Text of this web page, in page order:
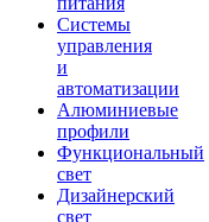
Системы
управления
и
автоматизации
Алюминиевые
профили
Функциональный
свет
Дизайнерский
свет